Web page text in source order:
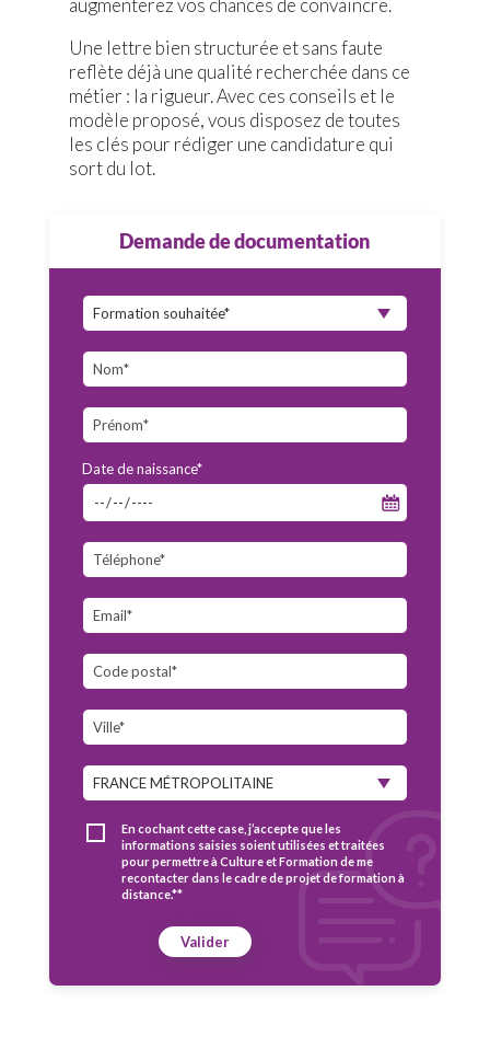
Une lettre bien structurée et sans faute
reflète déjà une qualité recherchée dans ce
métier : la rigueur. Avec ces conseils et le
modèle proposé, vous disposez de toutes
les clés pour rédiger une candidature qui
sort du lot.
Demande de documentation
Date de naissance*
En cochant cette case, j’accepte que les
informations saisies soient utilisées et traitées
pour permettre à Culture et Formation de me
recontacter dans le cadre de projet de formation à
distance.**
Valider